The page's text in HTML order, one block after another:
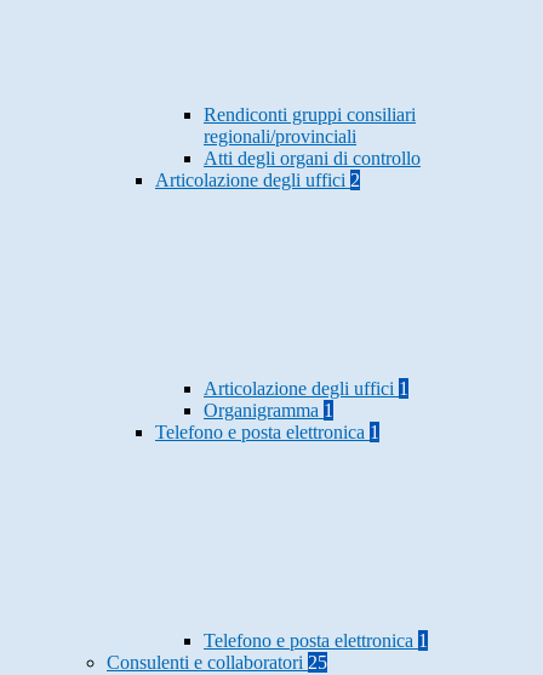
Rendiconti gruppi consiliari
regionali/provinciali
Atti degli organi di controllo
Articolazione degli uffici 2
Articolazione degli uffici 1
Organigramma 1
Telefono e posta elettronica 1
Telefono e posta elettronica 1
Consulenti e collaboratori 25